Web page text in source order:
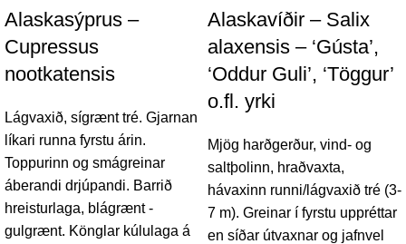
Alaskasýprus –
Cupressus
nootkatensis
Lágvaxið, sígrænt tré. Gjarnan
líkari runna fyrstu árin.
Toppurinn og smágreinar
áberandi drjúpandi. Barrið
hreisturlaga, blágrænt -
gulgrænt. Könglar kúlulaga á
Alaskavíðir – Salix
alaxensis – ‘Gústa’,
‘Oddur Guli’, ‘Töggur’
o.fl. yrki
Mjög harðgerður, vind- og
saltþolinn, hraðvaxta,
hávaxinn runni/lágvaxið tré (3-
7 m). Greinar í fyrstu uppréttar
en síðar útvaxnar og jafnvel